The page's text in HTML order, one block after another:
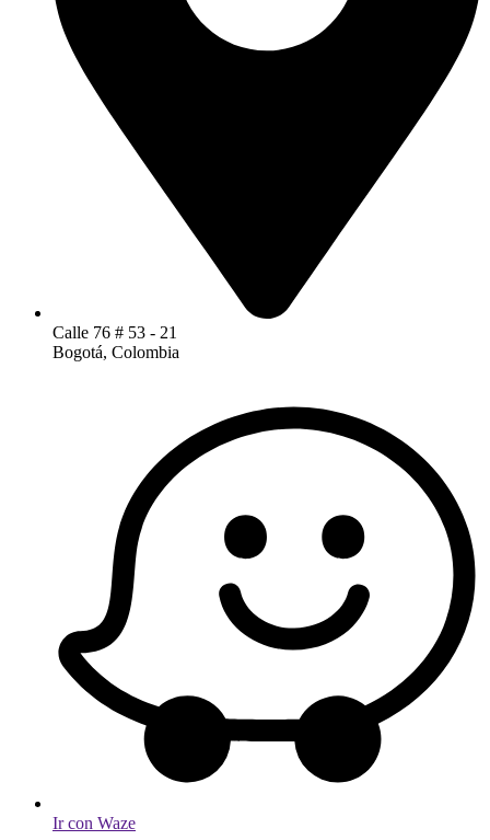
Calle 76 # 53 - 21
Bogotá, Colombia
Ir con Waze